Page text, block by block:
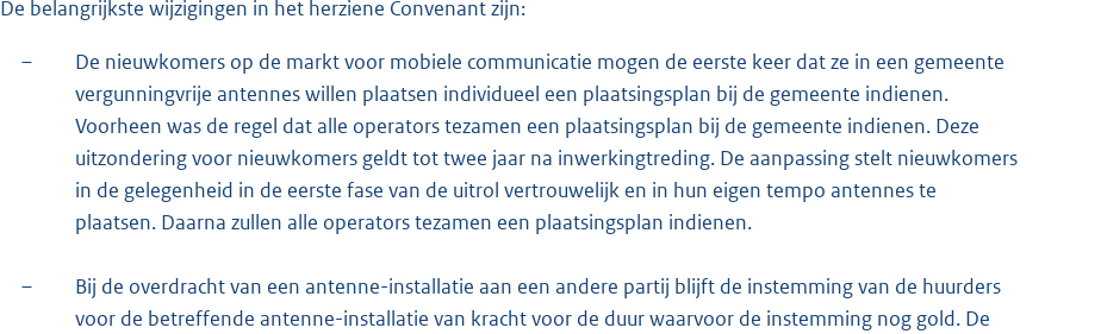
De belangrijkste wijzigingen in het herziene Convenant zijn:
–
De nieuwkomers op de markt voor mobiele communicatie mogen de eerste keer dat ze in een gemeente
vergunningvrije antennes willen plaatsen individueel een plaatsingsplan bij de gemeente indienen.
Voorheen was de regel dat alle operators tezamen een plaatsingsplan bij de gemeente indienen. Deze
uitzondering voor nieuwkomers geldt tot twee jaar na inwerkingtreding. De aanpassing stelt nieuwkomers
in de gelegenheid in de eerste fase van de uitrol vertrouwelijk en in hun eigen tempo antennes te
plaatsen. Daarna zullen alle operators tezamen een plaatsingsplan indienen.
–
Bij de overdracht van een antenne-installatie aan een andere partij blijft de instemming van de huurders
voor de betreffende antenne-installatie van kracht voor de duur waarvoor de instemming nog gold. De